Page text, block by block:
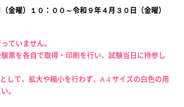
金曜）１０：００～令和９年４月３０日（金曜）
ていません。
票を各自で取得・印刷を行い、試験当日に持参し
して、拡大や縮小を行わず、A４サイズの白色の用
。